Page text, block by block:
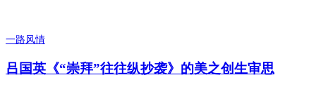
一路风情
吕国英《“崇拜”往往纵抄袭》的美之创生审思